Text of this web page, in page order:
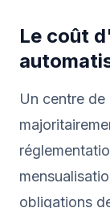
Le coût
Un centre
obligations